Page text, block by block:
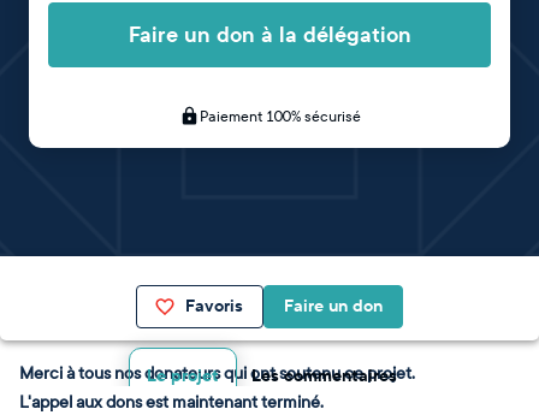
Faire un don à la délégation
Paiement 100% sécurisé
Favoris Faire un don
Le projet Les commentaires
Merci à tous nos donateurs qui ont soutenu ce projet.
L'appel aux dons est maintenant terminé.